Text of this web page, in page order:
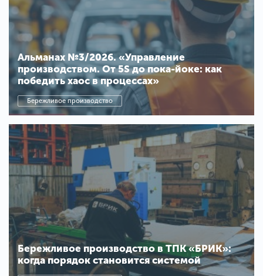
Альманах №3/2026. «Управление
производством. От 5S до пока-йоке: как
победить хаос в процессах»
Бережливое производство
Бережливое производство в ТПК «БРИК»:
когда порядок становится системой